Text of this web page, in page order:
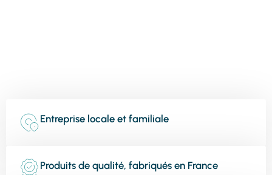
Entreprise locale et familiale
Produits de qualité, fabriqués en France